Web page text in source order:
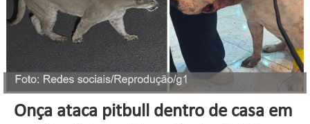
Onça ataca pitbull dentro de casa em